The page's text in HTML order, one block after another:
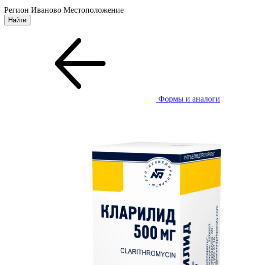
Регион Иваново Местоположение
Формы и аналоги